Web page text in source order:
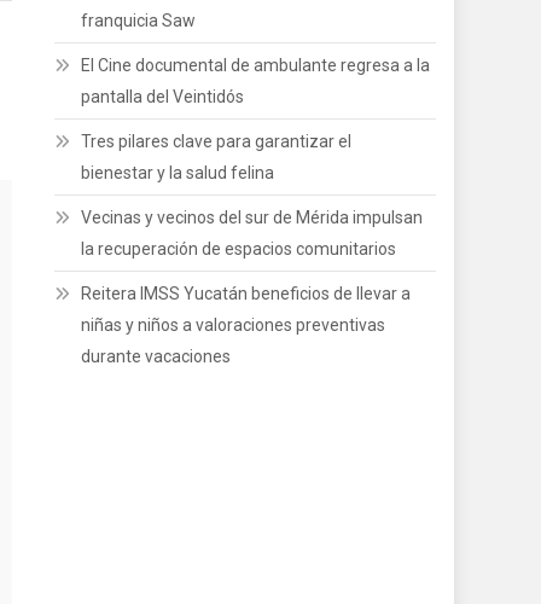
franquicia Saw
El Cine documental de ambulante regresa a la
pantalla del Veintidós
Tres pilares clave para garantizar el
bienestar y la salud felina
Vecinas y vecinos del sur de Mérida impulsan
la recuperación de espacios comunitarios
Reitera IMSS Yucatán beneficios de llevar a
niñas y niños a valoraciones preventivas
durante vacaciones